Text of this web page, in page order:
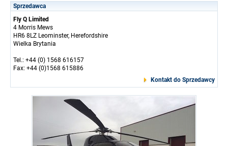
Sprzedawca
Fly Q Limited
4 Morris Mews
HR6 8LZ Leominster, Herefordshire
Wielka Brytania
Tel.: +44 (0) 1568 616157
Fax: +44 (0)1568 615886
Kontakt do Sprzedawcy